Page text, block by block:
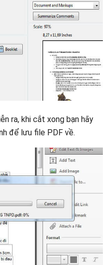
ra, khi cắt xong bạn hãy
để lưu file PDF về.